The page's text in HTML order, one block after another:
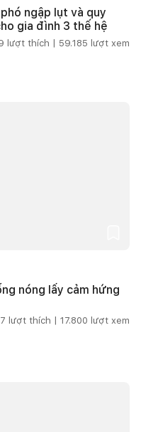
ngập lụt và quy
gia đình 3 thế hệ
lượt thích | 59.185 lượt xem
nóng lấy cảm hứng
7 lượt thích | 17.800 lượt xem